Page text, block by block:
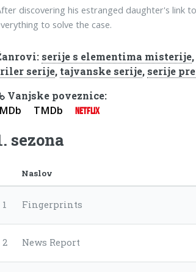
discovering his estranged daughter's link
to solve the case.
serije s elementima misterije,
serije, tajvanske serije, serije
Vanjske poveznice:
TMDb NETFLIX
sezona
Naslov
1 Fingerprints
2 News Report